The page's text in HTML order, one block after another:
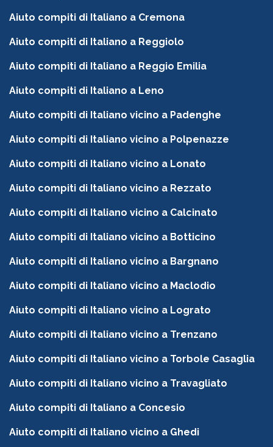
Aiuto compiti di Italiano a Cremona
Aiuto compiti di Italiano a Reggiolo
Aiuto compiti di Italiano a Reggio Emilia
Aiuto compiti di Italiano a Leno
Aiuto compiti di Italiano vicino a Padenghe
Aiuto compiti di Italiano vicino a Polpenazze
Aiuto compiti di Italiano vicino a Lonato
Aiuto compiti di Italiano vicino a Rezzato
Aiuto compiti di Italiano vicino a Calcinato
Aiuto compiti di Italiano vicino a Botticino
Aiuto compiti di Italiano vicino a Bargnano
Aiuto compiti di Italiano vicino a Maclodio
Aiuto compiti di Italiano vicino a Lograto
Aiuto compiti di Italiano vicino a Trenzano
Aiuto compiti di Italiano vicino a Torbole Casaglia
Aiuto compiti di Italiano vicino a Travagliato
Aiuto compiti di Italiano a Concesio
Aiuto compiti di Italiano vicino a Ghedi